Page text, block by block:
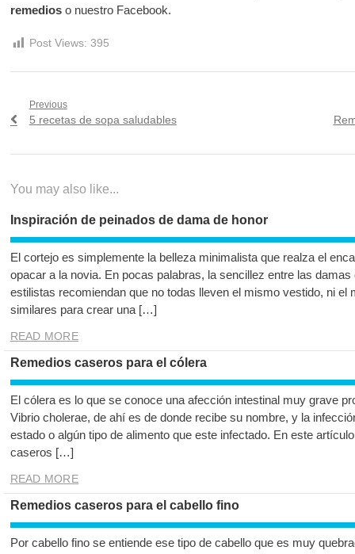
remedioso nuestro Facebook.
Post Views: 395
Navegación
Previous
Previous
5 recetas de sopa saludables
Next
You may also like...
Inspiración de peinados de dama de honor
El cortejo es simplemente la belleza minimalista que realza el
opacar a la novia. En pocas palabras, la sencillez entre las
estilistas recomiendan que no todas lleven el mismo vestido, ni el
similares para crear una […]
READ MORE
Remedios caseros para el cólera
El cólera es lo que se conoce una afección intestinal muy grave
Vibrio cholerae, de ahí es de donde recibe su nombre, y la
estado o algún tipo de alimento que este infectado. En este
caseros […]
READ MORE
Remedios caseros para el cabello fino
Por cabello fino se entiende ese tipo de cabello que es muy